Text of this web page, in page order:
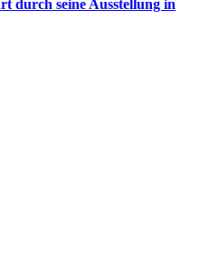
durch seine Ausstellung in